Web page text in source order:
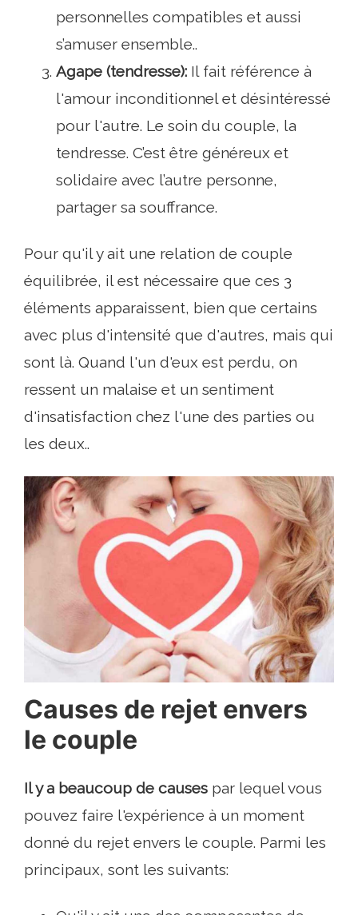
personnelles compatibles et aussi
s’amuser ensemble..
Agape (tendresse): Il fait référence à
l'amour inconditionnel et désintéressé
pour l'autre. Le soin du couple, la
tendresse. C’est être généreux et
solidaire avec l’autre personne,
partager sa souffrance.
Pour qu'il y ait une relation de couple
équilibrée, il est nécessaire que ces 3
éléments apparaissent, bien que certains
avec plus d'intensité que d'autres, mais qui
sont là. Quand l'un d'eux est perdu, on
ressent un malaise et un sentiment
d'insatisfaction chez l'une des parties ou
les deux..
Causes de rejet envers
le couple
Il y a beaucoup de causes par lequel vous
pouvez faire l'expérience à un moment
donné du rejet envers le couple. Parmi les
principaux, sont les suivants: